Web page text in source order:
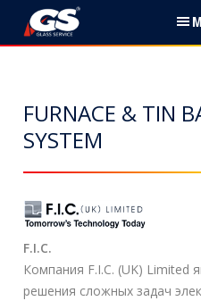
Главная
О нас
Лабораторный сервис
FURNACE & TIN
SYSTEM
F.I.C.
Компания F.I.C. (UK) Limited
решения сложных задач